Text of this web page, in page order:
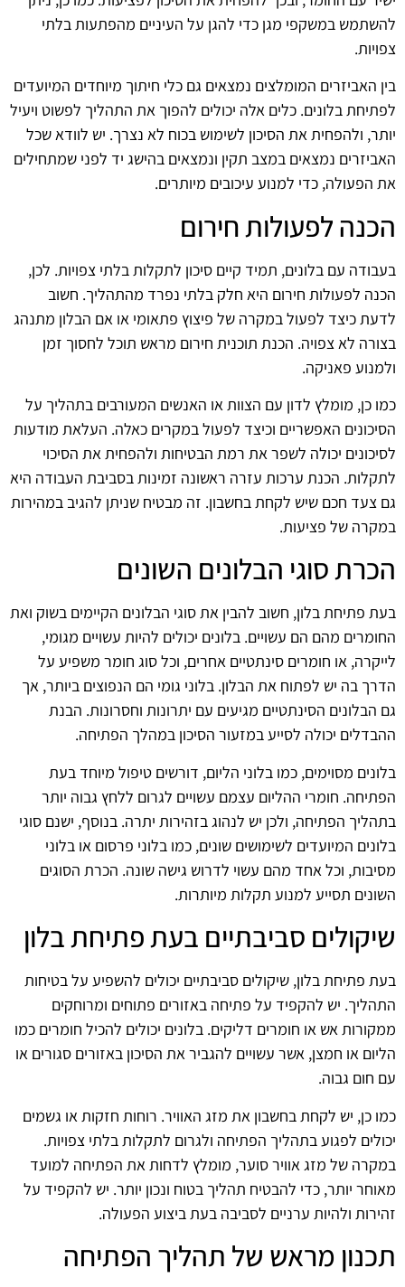
להשתמש במשקפי מגן כדי להגן על העיניים מהפתעות בלתי
צפויות.
בין האביזרים המומלצים נמצאים גם כלי חיתוך מיוחדים המיועדים
לפתיחת בלונים. כלים אלה יכולים להפוך את התהליך לפשוט ויעיל
יותר, ולהפחית את הסיכון לשימוש בכוח לא נצרך. יש לוודא שכל
האביזרים נמצאים במצב תקין ונמצאים בהישג יד לפני שמתחילים
את הפעולה, כדי למנוע עיכובים מיותרים.
הכנה לפעולות חירום
בעבודה עם בלונים, תמיד קיים סיכון לתקלות בלתי צפויות. לכן,
הכנה לפעולות חירום היא חלק בלתי נפרד מהתהליך. חשוב
לדעת כיצד לפעול במקרה של פיצוץ פתאומי או אם הבלון מתנהג
בצורה לא צפויה. הכנת תוכנית חירום מראש תוכל לחסוך זמן
ולמנוע פאניקה.
כמו כן, מומלץ לדון עם הצוות או האנשים המעורבים בתהליך על
הסיכונים האפשריים וכיצד לפעול במקרים כאלה. העלאת מודעות
לסיכונים יכולה לשפר את רמת הבטיחות ולהפחית את הסיכוי
לתקלות. הכנת ערכות עזרה ראשונה זמינות בסביבת העבודה היא
גם צעד חכם שיש לקחת בחשבון. זה מבטיח שניתן להגיב במהירות
במקרה של פציעות.
הכרת סוגי הבלונים השונים
בעת פתיחת בלון, חשוב להבין את סוגי הבלונים הקיימים בשוק ואת
החומרים מהם הם עשויים. בלונים יכולים להיות עשויים מגומי,
לייקרה, או חומרים סינתטיים אחרים, וכל סוג חומר משפיע על
הדרך בה יש לפתוח את הבלון. בלוני גומי הם הנפוצים ביותר, אך
גם הבלונים הסינתטיים מגיעים עם יתרונות וחסרונות. הבנת
ההבדלים יכולה לסייע במזעור הסיכון במהלך הפתיחה.
בלונים מסוימים, כמו בלוני הליום, דורשים טיפול מיוחד בעת
הפתיחה. חומרי ההליום עצמם עשויים לגרום ללחץ גבוה יותר
בתהליך הפתיחה, ולכן יש לנהוג בזהירות יתרה. בנוסף, ישנם סוגי
בלונים המיועדים לשימושים שונים, כמו בלוני פרסום או בלוני
מסיבות, וכל אחד מהם עשוי לדרוש גישה שונה. הכרת הסוגים
השונים תסייע למנוע תקלות מיותרות.
שיקולים סביבתיים בעת פתיחת בלון
בעת פתיחת בלון, שיקולים סביבתיים יכולים להשפיע על בטיחות
התהליך. יש להקפיד על פתיחה באזורים פתוחים ומרוחקים
ממקורות אש או חומרים דליקים. בלונים יכולים להכיל חומרים כמו
הליום או חמצן, אשר עשויים להגביר את הסיכון באזורים סגורים או
עם חום גבוה.
כמו כן, יש לקחת בחשבון את מזג האוויר. רוחות חזקות או גשמים
יכולים לפגוע בתהליך הפתיחה ולגרום לתקלות בלתי צפויות.
במקרה של מזג אוויר סוער, מומלץ לדחות את הפתיחה למועד
מאוחר יותר, כדי להבטיח תהליך בטוח ונכון יותר. יש להקפיד על
זהירות ולהיות ערניים לסביבה בעת ביצוע הפעולה.
תכנון מראש של תהליך הפתיחה